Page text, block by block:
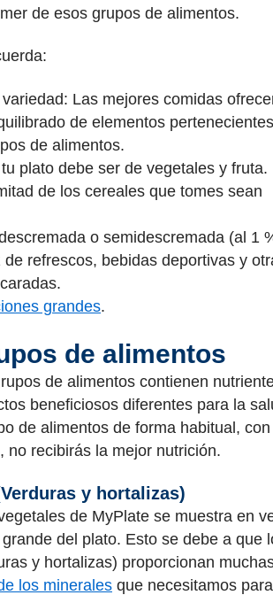
de esos grupos de alimentos.
Las mejores comidas
de elementos
de alimentos.
plato debe ser de vegetales y fruta.
de los cereales que tomes sean
o semidescremada (al 1
de refrescos, bebidas deportivas y
grandes.
de alimentos
de alimentos contienen
beneficiosos diferentes para la
de alimentos de forma habitual,
no recibirás la mejor nutrición.
y hortalizas)
de MyPlate se muestra en
del plato. Esto se debe a que
y hortalizas) proporcionan
los minerales que necesitamos para